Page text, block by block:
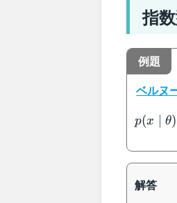
指
例題
ベルヌ
p(x θ)
解答